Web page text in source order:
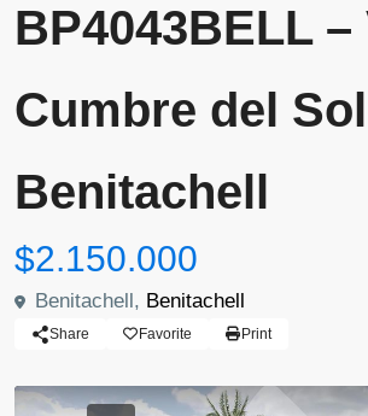
BP4043BELL
Cumbre del Sol
Benitachell
$2.150.000
Benitachell, Benitachell
Share Favorite Print